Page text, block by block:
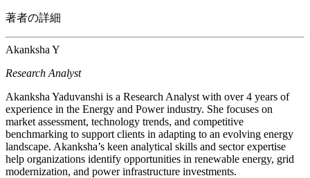
著者の詳細
Akanksha Y
Research Analyst
Akanksha Yaduvanshi is a Research Analyst with over 4 years of
experience in the Energy and Power industry. She focuses on
market assessment, technology trends, and competitive
benchmarking to support clients in adapting to an evolving energy
landscape. Akanksha’s keen analytical skills and sector expertise
help organizations identify opportunities in renewable energy, grid
modernization, and power infrastructure investments.